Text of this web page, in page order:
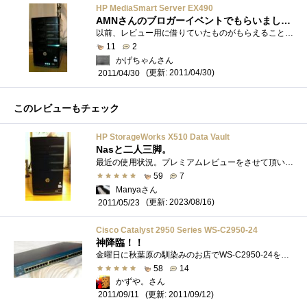
HP MediaSmart Server EX490
AMNさんのブロガーイベントでもらいました。
以前、レビュー用に借りていたものがもらえることになりましたので、再登録です。もっていたものからもちものに移せれば便利なんですけどね^^...
11
2
かげちゃんさん
2011/04/30
(更新: 2011/04/30)
このレビューもチェック
HP StorageWorks X510 Data Vault
Nasと二人三脚。
最近の使用状況。プレミアムレビューをさせて頂いたI-ODATA様のLANDISKと共存共栄を図っている所です。上のトレイがLANDISK置き場にピッタリ♪NASが�...
59
7
Manyaさん
2011/05/23
(更新: 2023/08/16)
Cisco Catalyst 2950 Series WS-C2950-24
神降臨！！
金曜日に秋葉原の馴染みのお店でWS-C2950-24を購入↓しかしインターフェイスが死んでいて、うるさい箱。。。そうしたらお店で返金してくれるとい...
58
14
かずや。さん
2011/09/11
(更新: 2011/09/12)